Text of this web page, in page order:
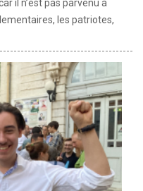
il n’est pas parvenu à
les patriotes,